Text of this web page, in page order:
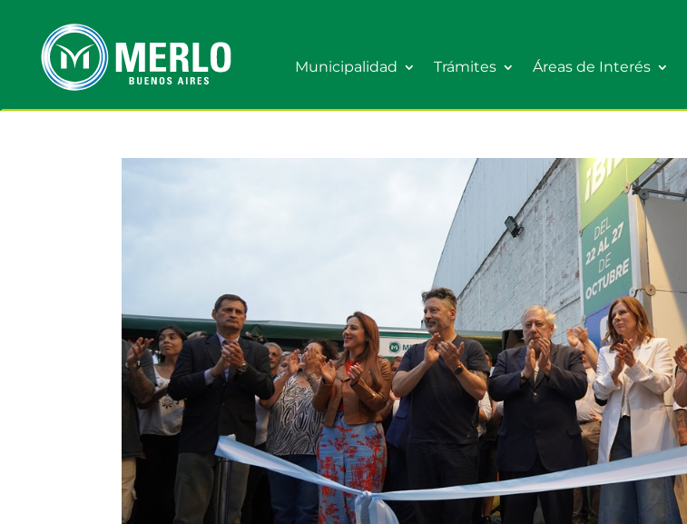
Municipalidad Trámites Áreas de Interés